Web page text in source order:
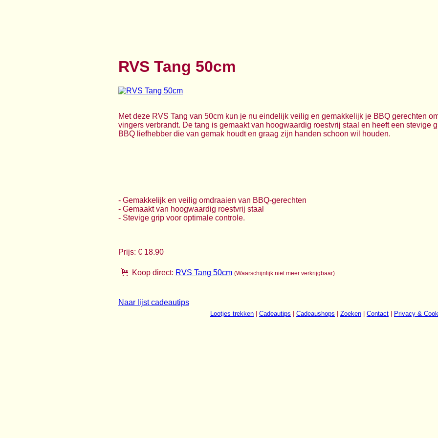
RVS Tang 50cm
Met deze RVS Tang van 50cm kun je nu eindelijk veilig en gemakkelijk je BBQ gerechten
vingers verbrandt. De tang is gemaakt van hoogwaardig roestvrij staal en heeft een stevige
BBQ liefhebber die van gemak houdt en graag zijn handen schoon wil houden.
- Gemakkelijk en veilig omdraaien van BBQ-gerechten
- Gemaakt van hoogwaardig roestvrij staal
- Stevige grip voor optimale controle.
Prijs: € 18.90
Koop direct: RVS Tang 50cm (Waarschijnlijk niet meer verkrijgbaar)
Naar lijst cadeautips
Lootjes trekken Cadeautips Cadeaushops Zoeken Contact Privacy &